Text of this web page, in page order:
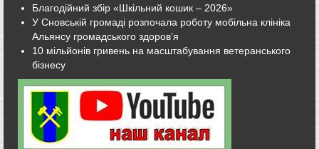
Благодійний збір «Шкільний кошик – 2026»
У Сновській громаді розпочала роботу мобільна клініка
Альянсу громадського здоров’я
10 мільйонів гривень на масштабування ветеранського
бізнесу